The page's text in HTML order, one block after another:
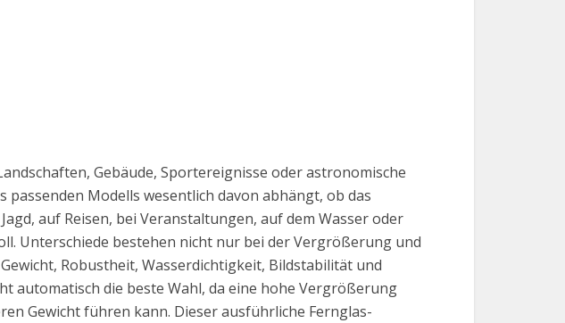
Gebäude, Sportereignisse oder astronomische
Modells wesentlich davon abhängt, ob das
auf Reisen, bei Veranstaltungen, auf dem Wasser oder
Unterschiede bestehen nicht nur bei der Vergrößerung und
Robustheit, Wasserdichtigkeit, Bildstabilität und
automatisch die beste Wahl, da eine hohe Vergrößerung
Gewicht führen kann. Dieser ausführliche Fernglas-